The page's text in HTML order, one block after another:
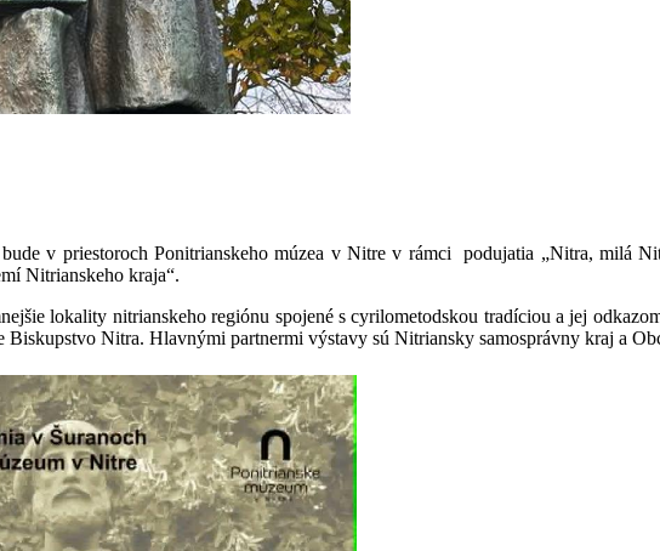
v priestoroch Ponitrianskeho múzea v Nitre v rámci podujatia „Nitra, milá
Nitrianskeho kraja“.
lokality nitrianskeho regiónu spojené s cyrilometodskou tradíciou a jej
Nitra. Hlavnými partnermi výstavy sú Nitriansky samosprávny kraj a